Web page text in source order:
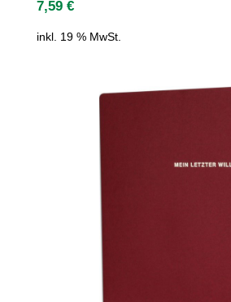
7,59 €
inkl. 19 % MwSt.